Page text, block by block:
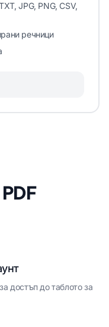
JPG, PNG, CSV,
речници
достъп до таблото за